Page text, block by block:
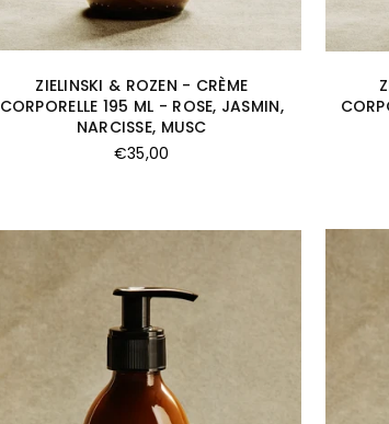
ZIELINSKI & ROZEN - CRÈME
CORPORELLE 195 ML - ROSE, JASMIN,
NARCISSE, MUSC
Prix
€35,00